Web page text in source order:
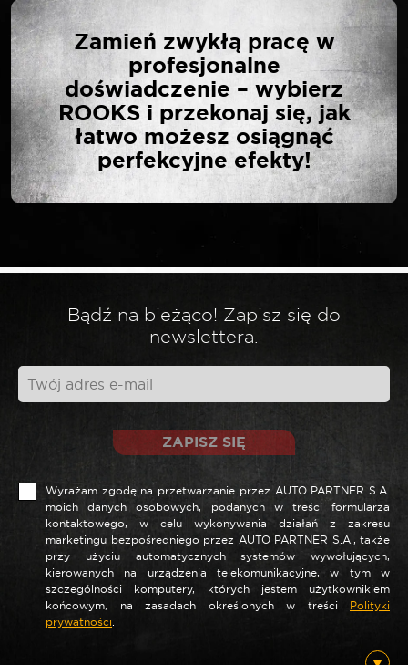
NAPISZ PIERWSZĄ
OPINIĘ O „ROOKS
KLUCZ TRZPIENIOWY
1/4″ TORX-5 SAFE TS 27”
Twój adres email nie zostanie opublikowany.
Wymagane pola są oznaczone
*
Twoja opinia*
Nazwa *
E-mail*
Zamień zwykłą pracę w
profesjonalne
doświadczenie – wybierz
ROOKS i przekonaj się, jak
łatwo możesz osiągnąć
perfekcyjne efekty!
Bądź na bieżąco! Zapisz się do
newslettera.
ZAPISZ SIĘ
Wyrażam zgodę na przetwarzanie przez AUTO PARTNER S.A.
moich danych osobowych, podanych w treści formularza
kontaktowego, w celu wykonywania działań z zakresu
marketingu bezpośredniego przez AUTO PARTNER S.A., także
przy użyciu automatycznych systemów wywołujących,
kierowanych na urządzenia telekomunikacyjne, w tym w
szczególności komputery, których jestem użytkownikiem
końcowym, na zasadach określonych w treści Polityki
prywatności.